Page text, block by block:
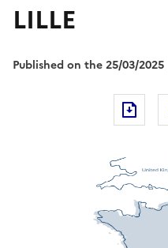
LILLE
Published on the 25/03/2025